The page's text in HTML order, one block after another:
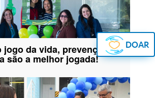
jogo da vida, prevenção e
são a melhor jogada!
DOAR